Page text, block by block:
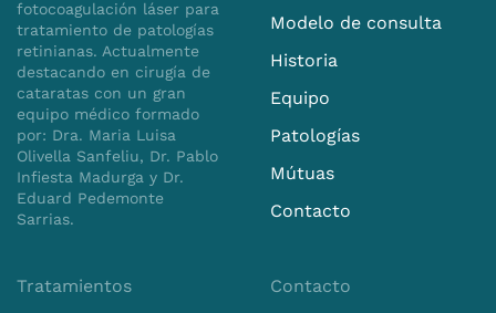
la operación fue impecable, y el
demostró una destreza y
con los resultados obtenidos
la cirugía. Mi visión ha mejorado
significativa.
fotocoagulación láser para
tratamiento de patologías
retinianas. Actualmente
destacando en cirugía de
cataratas con un gran
equipo médico formado
por: Dra. Maria Luisa
Olivella Sanfeliu, Dr. Pablo
Infiesta Madurga y Dr.
Eduard Pedemonte
Sarrias.
Modelo de consulta
Historia
Equipo
Patologías
Mútuas
Contacto
Tratamientos Contacto